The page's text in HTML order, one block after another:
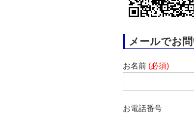
メールでお
お名前 (必須)
お電話番号